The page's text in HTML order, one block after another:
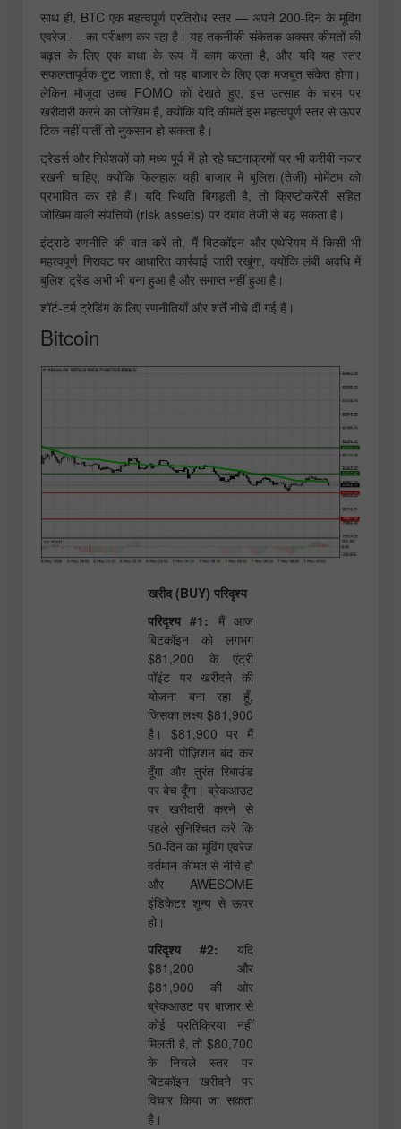
साथ ही, BTC एक महत्वपूर्ण प्रतिरोध स्तर — अपने 200-दिन के मूविंग
एवरेज — का परीक्षण कर रहा है। यह तकनीकी संकेतक अक्सर कीमतों की
बढ़त के लिए एक बाधा के रूप में काम करता है, और यदि यह स्तर
सफलतापूर्वक टूट जाता है, तो यह बाजार के लिए एक मजबूत संकेत होगा।
लेकिन मौजूदा उच्च FOMO को देखते हुए, इस उत्साह के चरम पर
खरीदारी करने का जोखिम है, क्योंकि यदि कीमतें इस महत्वपूर्ण स्तर से ऊपर
टिक नहीं पातीं तो नुकसान हो सकता है।
ट्रेडर्स और निवेशकों को मध्य पूर्व में हो रहे घटनाक्रमों पर भी करीबी नजर
रखनी चाहिए, क्योंकि फिलहाल यही बाजार में बुलिश (तेजी) मोमेंटम को
प्रभावित कर रहे हैं। यदि स्थिति बिगड़ती है, तो क्रिप्टोकरेंसी सहित
जोखिम वाली संपत्तियों (risk assets) पर दबाव तेजी से बढ़ सकता है।
इंट्राडे रणनीति की बात करें तो, मैं बिटकॉइन और एथेरियम में किसी भी
महत्वपूर्ण गिरावट पर आधारित कार्रवाई जारी रखूंगा, क्योंकि लंबी अवधि में
बुलिश ट्रेंड अभी भी बना हुआ है और समाप्त नहीं हुआ है।
शॉर्ट-टर्म ट्रेडिंग के लिए रणनीतियाँ और शर्तें नीचे दी गई हैं।
Bitcoin
खरीद (BUY) परिदृश्य
परिदृश्य #1: मैं आज
बिटकॉइन को लगभग
$81,200 के एंट्री
पॉइंट पर खरीदने की
योजना बना रहा हूँ,
जिसका लक्ष्य $81,900
है। $81,900 पर मैं
अपनी पोज़िशन बंद कर
दूँगा और तुरंत रिबाउंड
पर बेच दूँगा। ब्रेकआउट
पर खरीदारी करने से
पहले सुनिश्चित करें कि
50-दिन का मूविंग एवरेज
वर्तमान कीमत से नीचे हो
और AWESOME
इंडिकेटर शून्य से ऊपर
हो।
परिदृश्य #2: यदि
$81,200 और
$81,900 की ओर
ब्रेकआउट पर बाजार से
कोई प्रतिक्रिया नहीं
मिलती है, तो $80,700
के निचले स्तर पर
बिटकॉइन खरीदने पर
विचार किया जा सकता
है।